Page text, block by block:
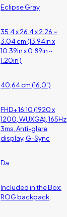
Eclipse Gray
35.4 x 26.4 x 2.26 ~
3.04 cm (13.94in x
10.39in x 0.89in ~
1.20in )
40,64 cm (16,0")
FHD+ 16:10 (1920 x
1200, WUXGA), 165Hz,
3ms, Anti-glare
display, G-Sync
Da
Included in the Box:
ROG backpack,